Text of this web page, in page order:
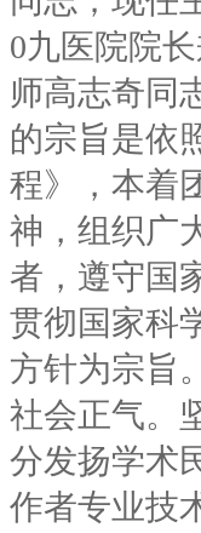
0九医院院
师高志奇同
的宗旨是依
程》，本着
神，组织广
者，遵守国
贯彻国家科
方针为宗旨
社会正气。
分发扬学术
作者专业技